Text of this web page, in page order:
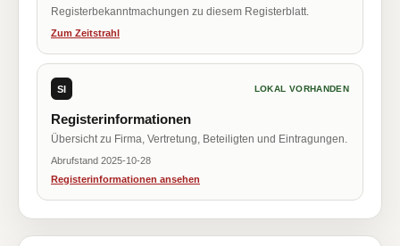
Registerbekanntmachungen zu diesem Registerblatt.
Zum Zeitstrahl
SI LOKAL VORHANDEN
Registerinformationen
Übersicht zu Firma, Vertretung, Beteiligten und Eintragungen.
Abrufstand 2025-10-28
Registerinformationen ansehen